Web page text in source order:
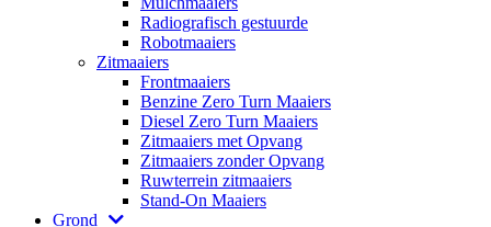
Radiografisch gestuurde
Robotmaaiers
Zitmaaiers
Frontmaaiers
Benzine Zero Turn Maaiers
Diesel Zero Turn Maaiers
Zitmaaiers met Opvang
Zitmaaiers zonder Opvang
Ruwterrein zitmaaiers
Stand-On Maaiers
Grond